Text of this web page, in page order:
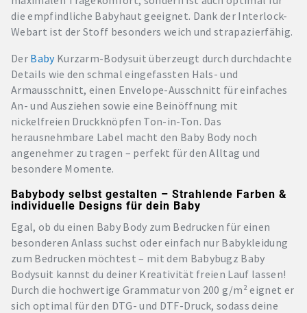
die empfindliche Babyhaut geeignet. Dank der Interlock-
Webart ist der Stoff besonders weich und strapazierfähig.
Der BabyKurzarm-Bodysuit überzeugt durch durchdachte
Details wie den schmal eingefassten Hals- und
Armausschnitt, einen Envelope-Ausschnitt für einfaches
An- und Ausziehen sowie eine Beinöffnung mit
nickelfreien Druckknöpfen Ton-in-Ton. Das
herausnehmbare Label macht den Baby Body noch
angenehmer zu tragen – perfekt für den Alltag und
besondere Momente.
Babybody selbst gestalten – Strahlende Farben &
individuelle Designs für dein Baby
Egal, ob du einen Baby Body zum Bedrucken für einen
besonderen Anlass suchst oder einfach nur Babykleidung
zum Bedrucken möchtest – mit dem Babybugz Baby
Bodysuit kannst du deiner Kreativität freien Lauf lassen!
Durch die hochwertige Grammatur von 200 g/m² eignet er
sich optimal für den DTG- und DTF-Druck, sodass deine